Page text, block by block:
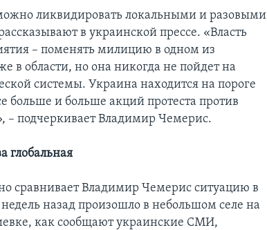
ликвидировать локальными и разовыми
в украинской прессе. «Власть
– поменять милицию в одном из
в области, но она никогда не пойдет на
системы. Украина находится на пороге
больше и больше акций протеста против
– подчеркивает Владимир Чемерис.
глобальная
сравнивает Владимир Чемерис ситуацию в
назад произошло в небольшом селе на
как сообщают украинские СМИ,